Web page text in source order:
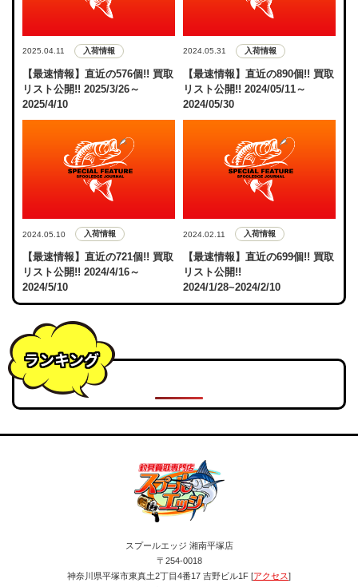
2025.04.11 入荷情報
【最速情報】直近の576個!! 買取
リスト公開!! 2025/3/26～
2025/4/10
2024.05.31 入荷情報
【最速情報】直近の890個!! 買取
リスト公開!! 2024/05/11～
2024/05/30
2024.05.10 入荷情報
【最速情報】直近の721個!! 買取
リスト公開!! 2024/4/16～
2024/5/10
2024.02.11 入荷情報
【最速情報】直近の699個!! 買取
リスト公開!!
2024/1/28~2024/2/10
ランキング
スプールエッジ 湘南平塚店
〒254-0018
神奈川県平塚市東真土2丁目4番17 吉野ビル1F [アクセス]